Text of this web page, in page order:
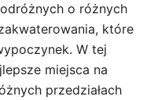
o różnych
które
W tej
miejsca na
przedziałach